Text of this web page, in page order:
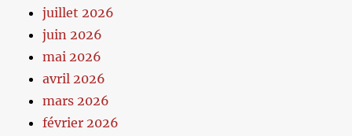
juillet 2026
juin 2026
mai 2026
avril 2026
mars 2026
février 2026